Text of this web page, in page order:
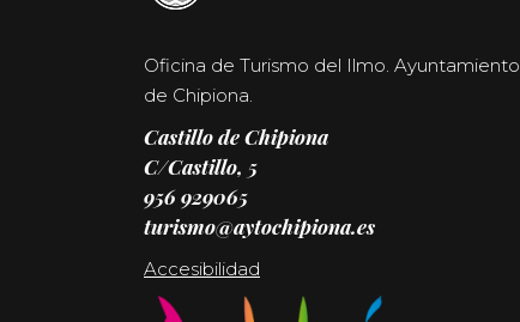
Oficina de Turismo del Ilmo. Ayuntamiento
de Chipiona.
Castillo de Chipiona
C/Castillo, 5
956 929065
turismo@aytochipiona.es
Accesibilidad